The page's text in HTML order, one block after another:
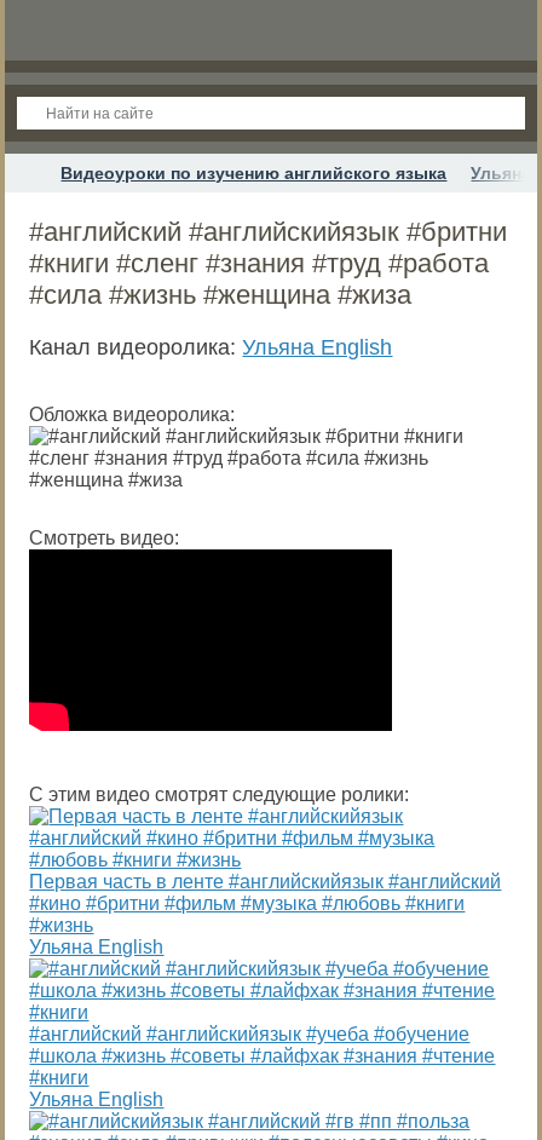
Видеоуроки по изучению английского языка Ульяна
#английский #английскийязык #бритни
#книги #сленг #знания #труд #работа
#сила #жизнь #женщина #жиза
Канал видеоролика:Ульяна English
Обложка видеоролика:
Смотреть видео:
С этим видео смотрят следующие ролики:
Первая часть в ленте #английскийязык #английский
#кино #бритни #фильм #музыка #любовь #книги
#жизнь
Ульяна English
#английский #английскийязык #учеба #обучение
#школа #жизнь #советы #лайфхак #знания #чтение
#книги
Ульяна English